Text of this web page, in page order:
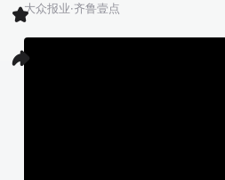
大众报业·齐鲁壹点